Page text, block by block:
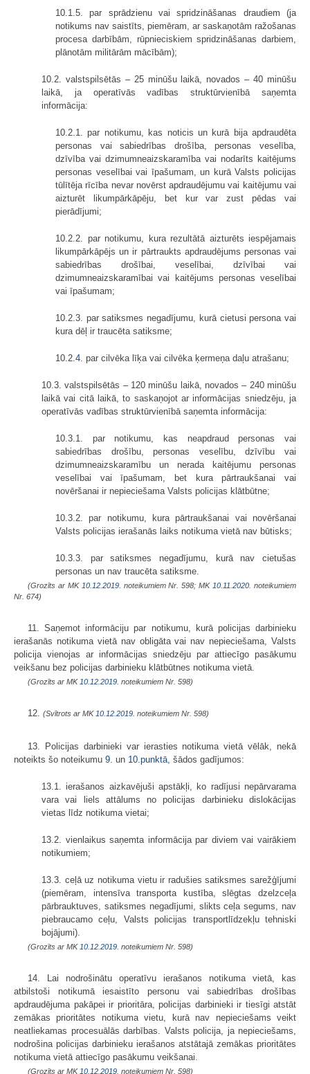
10.1.5. par sprādzienu vai spridzināšanas draudiem (ja
notikums nav saistīts, piemēram, ar saskaņotām ražošanas
procesa darbībām, rūpnieciskiem spridzināšanas darbiem,
plānotām militārām mācībām);
10.2. valstspilsētās – 25 minūšu laikā, novados – 40 minūšu
laikā, ja operatīvās vadības struktūrvienībā saņemta
informācija:
10.2.1. par notikumu, kas noticis un kurā bija apdraudēta
personas vai sabiedrības drošība, personas veselība,
dzīvība vai dzimumneaizskaramība vai nodarīts kaitējums
personas veselībai vai īpašumam, un kurā Valsts policijas
tūlītēja rīcība nevar novērst apdraudējumu vai kaitējumu vai
aizturēt likumpārkāpēju, bet kur var zust pēdas vai
pierādījumi;
10.2.2. par notikumu, kura rezultātā aizturēts iespējamais
likumpārkāpējs un ir pārtraukts apdraudējums personas vai
sabiedrības drošībai, veselībai, dzīvībai vai
dzimumneaizskaramībai vai kaitējums personas veselībai
vai īpašumam;
10.2.3. par satiksmes negadījumu, kurā cietusi persona vai
kura dēļ ir traucēta satiksme;
10.2. 4. par cilvēka līķa vai cilvēka ķermeņa daļu atrašanu;
10.3. valstspilsētās – 120 minūšu laikā, novados – 240 minūšu
laikā vai citā laikā, to saskaņojot ar informācijas sniedzēju, ja
operatīvās vadības struktūrvienībā saņemta informācija:
10.3.1. par notikumu, kas neapdraud personas vai
sabiedrības drošību, personas veselību, dzīvību vai
dzimumneaizskaramību un nerada kaitējumu personas
veselībai vai īpašumam, bet kura pārtraukšanai vai
novēršanai ir nepieciešama Valsts policijas klātbūtne;
10.3.2. par notikumu, kura pārtraukšanai vai novēršanai
Valsts policijas ierašanās laiks notikuma vietā nav būtisks;
10.3.3. par satiksmes negadījumu, kurā nav cietušas
personas un nav traucēta satiksme.
(Grozīts ar MK 10.12.2019. noteikumiem Nr. 598; MK 10.11.2020. noteikumiem
Nr. 674)
11. Saņemot informāciju par notikumu, kurā policijas darbinieku
ierašanās notikuma vietā nav obligāta vai nav nepieciešama, Valsts
policija vienojas ar informācijas sniedzēju par attiecīgo pasākumu
veikšanu bez policijas darbinieku klātbūtnes notikuma vietā.
(Grozīts ar MK 10.12.2019. noteikumiem Nr. 598)
12. (Svītrots ar MK 10.12.2019. noteikumiem Nr. 598)
13. Policijas darbinieki var ierasties notikuma vietā vēlāk, nekā
noteikts šo noteikumu 9. un 10.punktā , šādos gadījumos:
13.1. ierašanos aizkavējuši apstākļi, ko radījusi nepārvarama
vara vai liels attālums no policijas darbinieku dislokācijas
vietas līdz notikuma vietai;
13.2. vienlaikus saņemta informācija par diviem vai vairākiem
notikumiem;
13.3. ceļā uz notikuma vietu ir radušies satiksmes sarežģījumi
(piemēram, intensīva transporta kustība, slēgtas dzelzceļa
pārbrauktuves, satiksmes negadījumi, slikts ceļa segums, nav
piebraucamo ceļu, Valsts policijas transportlīdzekļu tehniski
bojājumi).
(Grozīts ar MK 10.12.2019. noteikumiem Nr. 598)
14. Lai nodrošinātu operatīvu ierašanos notikuma vietā, kas
atbilstoši notikumā iesaistīto personu vai sabiedrības drošības
apdraudējuma pakāpei ir prioritāra, policijas darbinieki ir tiesīgi atstāt
zemākas prioritātes notikuma vietu, kurā nav nepieciešams veikt
neatliekamas procesuālās darbības. Valsts policija, ja nepieciešams,
nodrošina policijas darbinieku ierašanos atstātajā zemākas prioritātes
notikuma vietā attiecīgo pasākumu veikšanai.
(Grozīts ar MK 10.12.2019. noteikumiem Nr. 598)